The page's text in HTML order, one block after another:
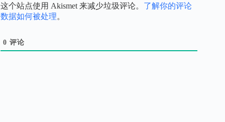
这个站点使用 Akismet 来减少垃圾评论。 了解你的评论
数据如何被处理。
0 评论